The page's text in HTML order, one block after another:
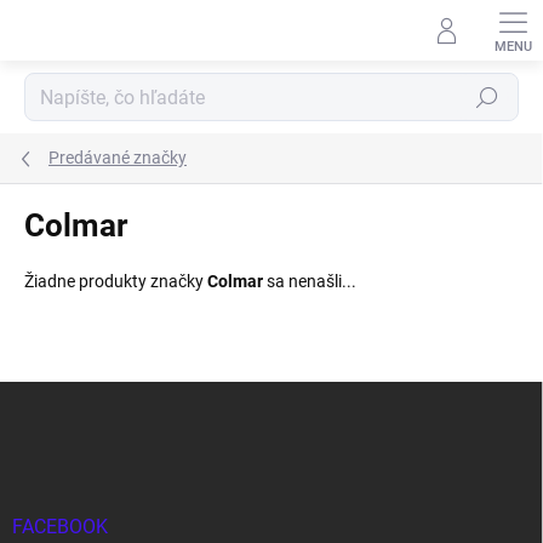
Hľadať
Predávané značky
Colmar
Žiadne produkty značkyColmarsa nenašli...
FACEBOOK